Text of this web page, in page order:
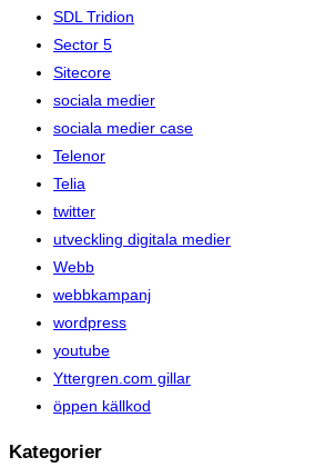
SDL Tridion
Sector 5
Sitecore
sociala medier
sociala medier case
Telenor
Telia
twitter
utveckling digitala medier
Webb
webbkampanj
wordpress
youtube
Yttergren.com gillar
öppen källkod
Kategorier